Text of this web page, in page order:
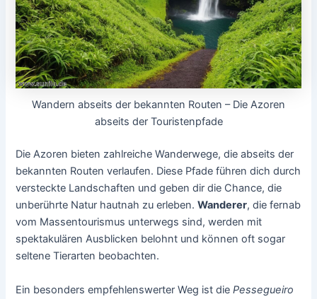
Wandern abseits der bekannten Routen – Die Azoren
abseits der Touristenpfade
Die Azoren bieten zahlreiche Wanderwege, die abseits der
bekannten Routen verlaufen. Diese Pfade führen dich durch
versteckte Landschaften und geben dir die Chance, die
unberührte Natur hautnah zu erleben.Wanderer, die fernab
vom Massentourismus unterwegs sind, werden mit
spektakulären Ausblicken belohnt und können oft sogar
seltene Tierarten beobachten.
Ein besonders empfehlenswerter Weg ist diePessegueiro